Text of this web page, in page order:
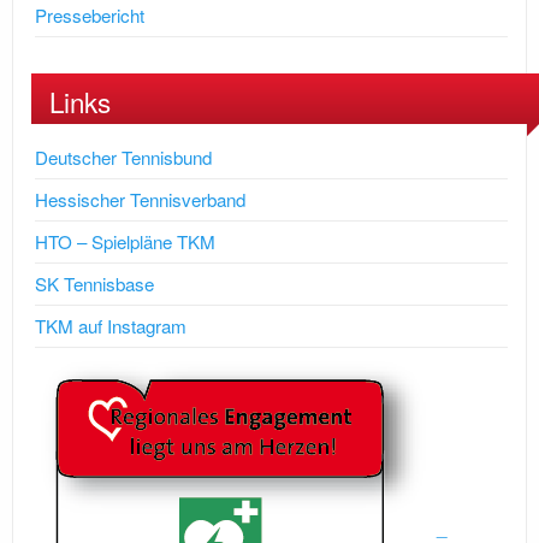
Pressebericht
Links
Deutscher Tennisbund
Hessischer Tennisverband
HTO – Spielpläne TKM
SK Tennisbase
TKM auf Instagram